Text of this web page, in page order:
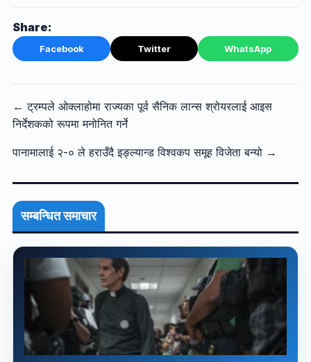
Share:
Facebook Twitter WhatsApp
← ट्रम्पले ओक्लाहोमा राज्यका पूर्व सैनिक लान्स श्रोयरलाई आइस
निर्देशकको रूपमा मनोनित गर्ने
पानामालाई २-० ले हराउँदै इङ्ल्यान्ड विश्वकप समूह विजेता बन्यो →
सम्बन्धित समाचार